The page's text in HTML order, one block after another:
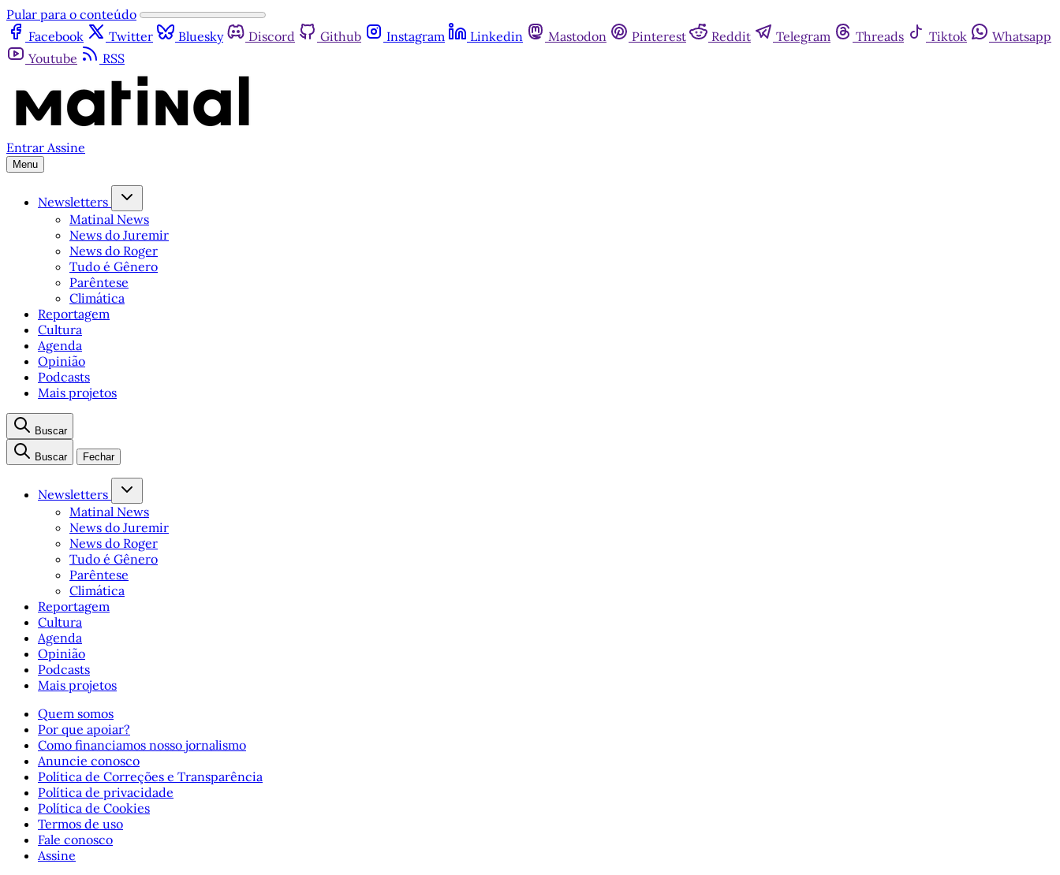
Pular para o conteúdo
Facebook
Twitter Bluesky Discord Github Instagram Linkedin Mastodon Pinterest Reddit Telegram Threads Tiktok
Whatsapp
Youtube
RSS
Entrar Assine
Menu
Newsletters
Matinal News
News do Juremir
News do Roger
Tudo é Gênero
Parêntese
Climática
Reportagem
Cultura
Agenda
Opinião
Podcasts
Mais projetos
Buscar
Buscar Fechar
Newsletters
Matinal News
News do Juremir
News do Roger
Tudo é Gênero
Parêntese
Climática
Reportagem
Cultura
Agenda
Opinião
Podcasts
Mais projetos
Quem somos
Por que apoiar?
Como financiamos nosso jornalismo
Anuncie conosco
Política de Correções e Transparência
Política de privacidade
Política de Cookies
Termos de uso
Fale conosco
Assine